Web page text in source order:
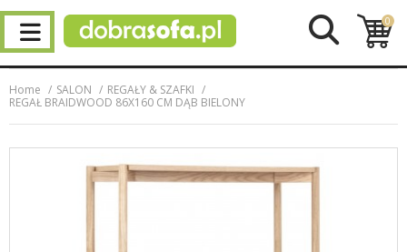
0
Home SALON
REGAŁY & SZAFKI
REGAŁ BRAIDWOOD 86X160 CM DĄB BIELONY